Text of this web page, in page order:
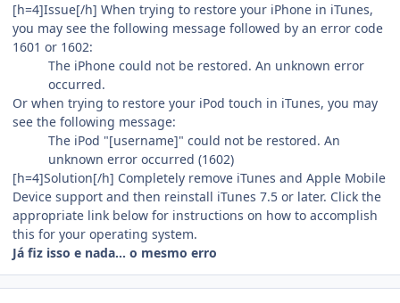
[h=4]Issue[/h] When trying to restore your iPhone in iTunes,
you may see the following message followed by an error code
1601 or 1602:
The iPhone could not be restored. An unknown error
occurred.
Or when trying to restore your iPod touch in iTunes, you may
see the following message:
The iPod "[username]" could not be restored. An
unknown error occurred (1602)
[h=4]Solution[/h] Completely remove iTunes and Apple Mobile
Device support and then reinstall iTunes 7.5 or later. Click the
appropriate link below for instructions on how to accomplish
this for your operating system.
Já fiz isso e nada... o mesmo erro